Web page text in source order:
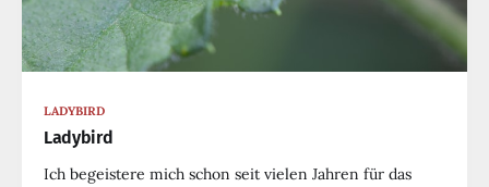
LADYBIRD
Ladybird
Ich begeistere mich schon seit vielen Jahren für das